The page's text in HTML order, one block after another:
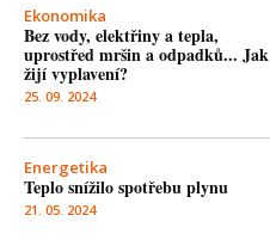
Ekonomika
Bez vody, elektřiny a tepla,
uprostřed mršin a odpadků... Jak
žijí vyplavení?
25. 09. 2024
Energetika
Teplo snížilo spotřebu plynu
21. 05. 2024